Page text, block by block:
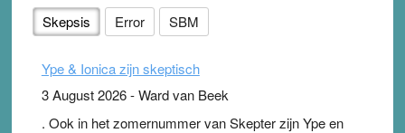
Skepsis Error SBM
Ype & Ionica zijn skeptisch
3 August 2026-Ward van Beek
. Ook in het zomernummer van Skepter zijn Ype en